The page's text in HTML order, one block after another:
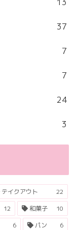
37
7
7
24
3
テイクアウト
22
12 和菓子
10
6 パン
6